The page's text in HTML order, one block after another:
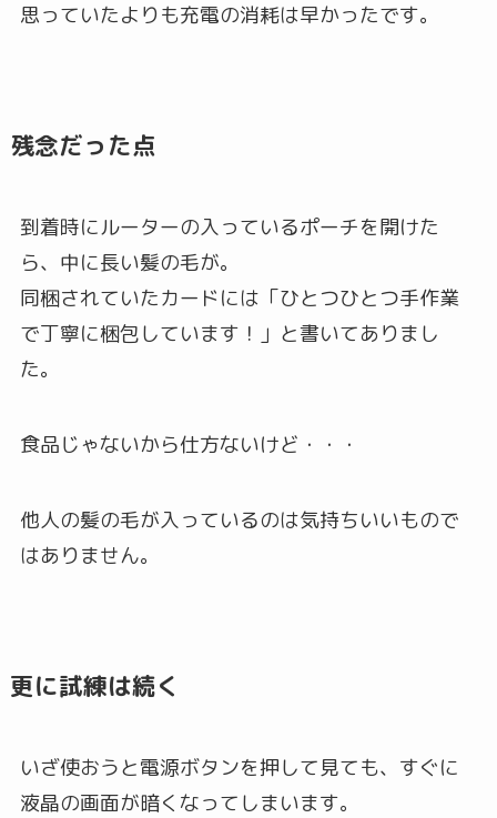
思っていたよりも充電の消耗は早かったです。
残念だった点
到着時にルーターの入っているポーチを開けた
ら、中に長い髪の毛が。
同梱されていたカードには「ひとつひとつ手作業
で丁寧に梱包しています！」と書いてありまし
た。
食品じゃないから仕方ないけど・・・
他人の髪の毛が入っているのは気持ちいいもので
はありません。
更に試練は続く
いざ使おうと電源ボタンを押して見ても、すぐに
液晶の画面が暗くなってしまいます。